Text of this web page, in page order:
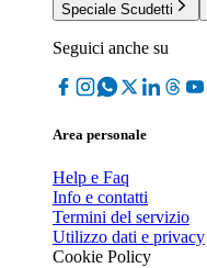
Speciale Scudetti
Seguici anche su
Area personale
Help e Faq
Info e contatti
Termini del servizio
Utilizzo dati e privacy
Cookie Policy